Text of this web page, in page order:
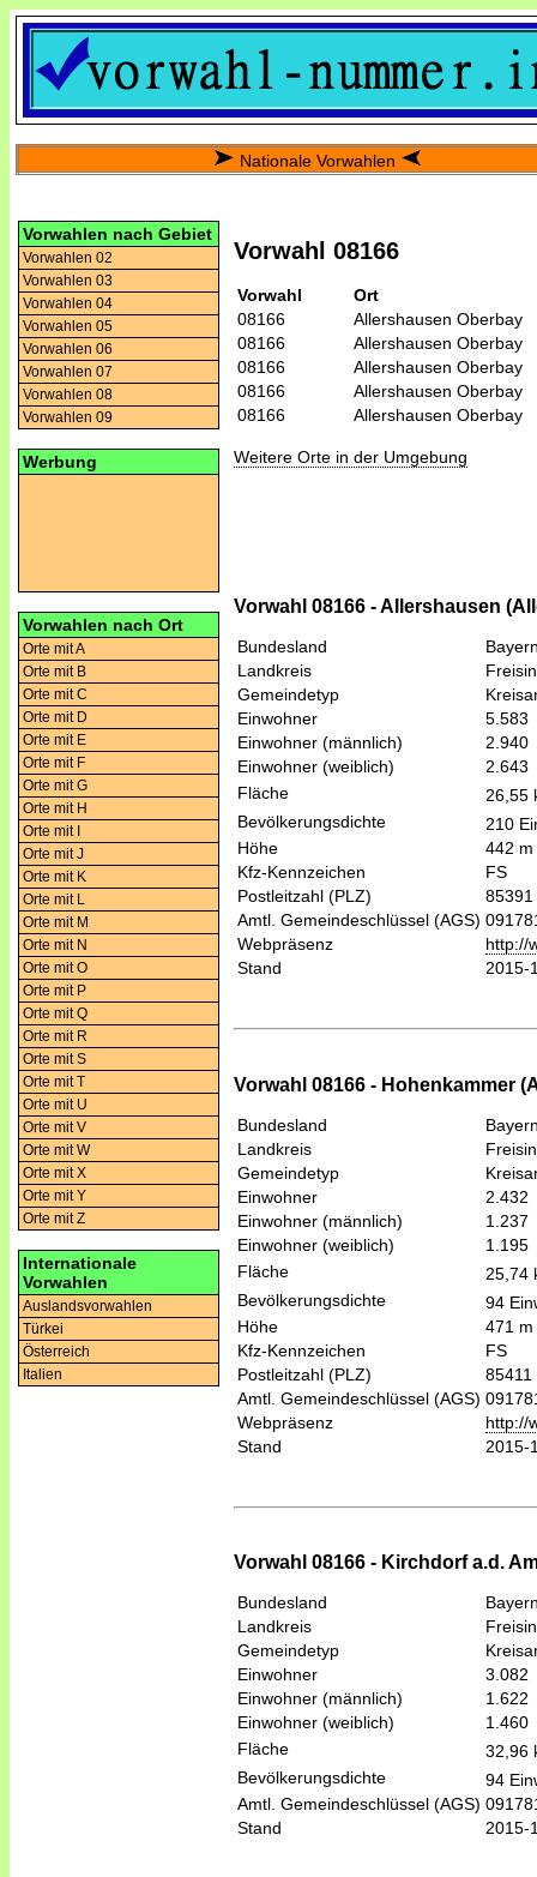
Nationale Vorwahlen
Vorwahlen nach Gebiet
Vorwahlen 02
Vorwahlen 03
Vorwahlen 04
Vorwahlen 05
Vorwahlen 06
Vorwahlen 07
Vorwahlen 08
Vorwahlen 09
Werbung
Vorwahlen nach Ort
Orte mit A
Orte mit B
Orte mit C
Orte mit D
Orte mit E
Orte mit F
Orte mit G
Orte mit H
Orte mit I
Orte mit J
Orte mit K
Orte mit L
Orte mit M
Orte mit N
Orte mit O
Orte mit P
Orte mit Q
Orte mit R
Orte mit S
Orte mit T
Orte mit U
Orte mit V
Orte mit W
Orte mit X
Orte mit Y
Orte mit Z
Internationale
Vorwahlen
Auslandsvorwahlen
Türkei
Österreich
Italien
Vorwahl 08166
Vorwahl
Ort
08166
Allershausen Oberbay
08166
Allershausen Oberbay
08166
Allershausen Oberbay
08166
Allershausen Oberbay
08166
Allershausen Oberbay
Weitere Orte in der Umgebung
Vorwahl 08166 - Allershausen
Bundesland
Landkreis
Gemeindetyp
Einwohner
5.583
Einwohner (männlich)
2.940
Einwohner (weiblich)
2.643
Fläche
26,55
Bevölkerungsdichte
210
Höhe
442 m
Kfz-Kennzeichen
FS
Postleitzahl (PLZ)
85391
Amtl. Gemeindeschlüssel (AGS)
Webpräsenz
http://
Stand
2015-
Vorwahl 08166 - Hohenkammer
Bundesland
Landkreis
Gemeindetyp
Einwohner
2.432
Einwohner (männlich)
1.237
Einwohner (weiblich)
1.195
Fläche
25,74
Bevölkerungsdichte
94
Höhe
471 m
Kfz-Kennzeichen
FS
Postleitzahl (PLZ)
85411
Amtl. Gemeindeschlüssel (AGS)
Webpräsenz
http://
Stand
2015-
Vorwahl 08166 - Kirchdorf a.d.
Bundesland
Landkreis
Gemeindetyp
Einwohner
3.082
Einwohner (männlich)
1.622
Einwohner (weiblich)
1.460
Fläche
32,96
Bevölkerungsdichte
94
Amtl. Gemeindeschlüssel (AGS)
Stand
2015-